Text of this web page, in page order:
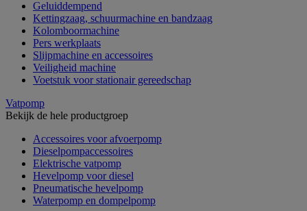
Geluiddempend
Kettingzaag, schuurmachine en bandzaag
Kolomboormachine
Pers werkplaats
Slijpmachine en accessoires
Veiligheid machine
Voetstuk voor stationair gereedschap
Vatpomp
Bekijk de hele productgroep
Accessoires voor afvoerpomp
Dieselpompaccessoires
Elektrische vatpomp
Hevelpomp voor diesel
Pneumatische hevelpomp
Waterpomp en dompelpomp